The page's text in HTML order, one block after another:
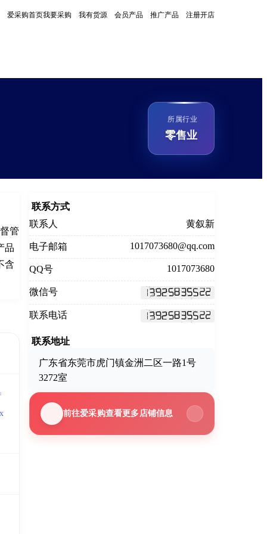
爱采购首页我要采购 我有货源 会员产品 推广产品 注册开店
所属行业
零售业
管
品
含
联系方式
联系人
黄叙新
电子邮箱 1017073680@qq.com
QQ号 1017073680
微信号
联系电话
联系地址
广东省东莞市虎门镇金洲二区一路1号
3272室
前往爱采购查看更多店铺信息